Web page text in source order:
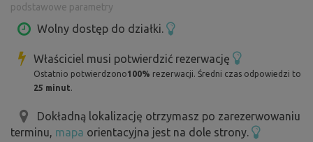
podstawowe parametry
Wolny dostęp do działki.
Właściciel musi potwierdzić rezerwację
Ostatnio potwierdzono100% rezerwacji. Średni czas odpowiedzi to
25 minut.
Dokładną lokalizację otrzymasz po zarezerwowaniu
terminu, mapa orientacyjna jest na dole strony.